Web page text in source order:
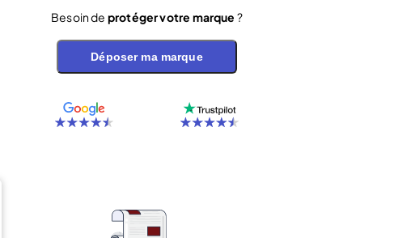
Besoin de protéger votre marque ?
Déposer ma marque